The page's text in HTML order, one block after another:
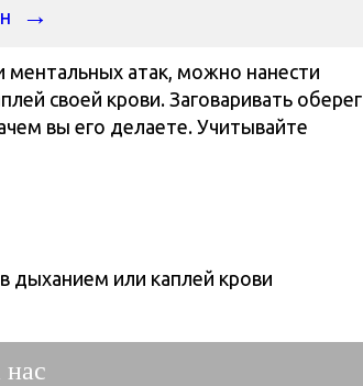
ментальных атак, можно нанести
своей крови. Заговаривать оберег
вы его делаете. Учитывайте
дыханием или каплей крови